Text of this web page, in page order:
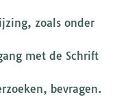
zoals onder
met de Schrift
bevragen.